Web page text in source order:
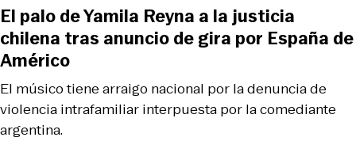
El músico tiene arraigo nacional por la denuncia de
violencia intrafamiliar interpuesta por la comediante
argentina.
El palo de Yamila Reyna a la justicia
chilena tras anuncio de gira por España de
Américo